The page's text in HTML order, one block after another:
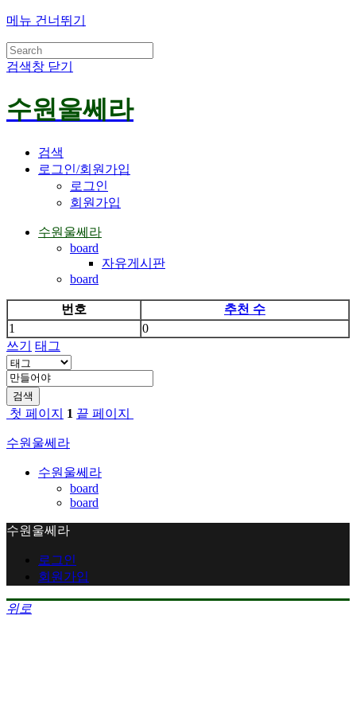
메뉴 건너뛰기
검색창 닫기
수원울쎄라
검색
로그인/회원가입
로그인
회원가입
수원울쎄라
board
자유게시판
board
번호
추천 수
1
0
쓰기
태그
검색
첫 페이지 1 끝 페이지
수원울쎄라
수원울쎄라
board
board
수원울쎄라
로그인
회원가입
위로